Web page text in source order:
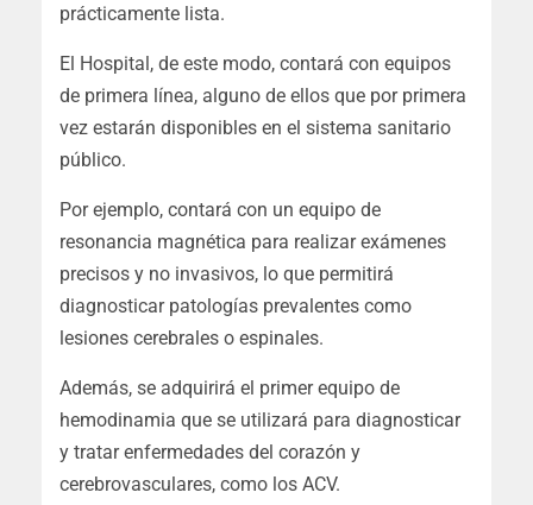
prácticamente lista.
El Hospital, de este modo, contará con equipos
de primera línea, alguno de ellos que por primera
vez estarán disponibles en el sistema sanitario
público.
Por ejemplo, contará con un equipo de
resonancia magnética para realizar exámenes
precisos y no invasivos, lo que permitirá
diagnosticar patologías prevalentes como
lesiones cerebrales o espinales.
Además, se adquirirá el primer equipo de
hemodinamia que se utilizará para diagnosticar
y tratar enfermedades del corazón y
cerebrovasculares, como los ACV.